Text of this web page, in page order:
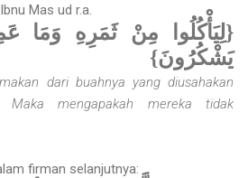
Mas ud r.a.
{لِيَأْكُلُوا مِنْ ثَمَرِهِ وَمَا
يَشْكُرُونَ}
dari buahnya yang diusahakan
mengapakah mereka tidak
firman selanjutnya: